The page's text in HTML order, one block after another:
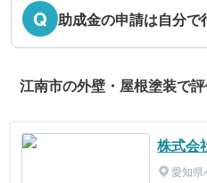
Q 助成金の申請は自分で
江南市の外壁・屋根塗装で
株式会
愛知県